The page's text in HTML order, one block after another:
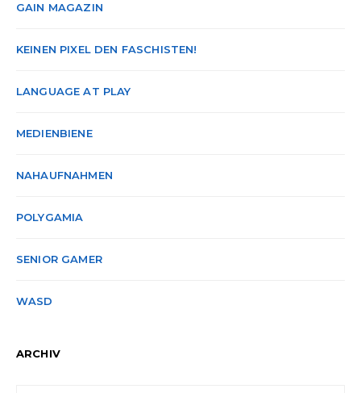
GAIN MAGAZIN
KEINEN PIXEL DEN FASCHISTEN!
LANGUAGE AT PLAY
MEDIENBIENE
NAHAUFNAHMEN
POLYGAMIA
SENIOR GAMER
WASD
ARCHIV